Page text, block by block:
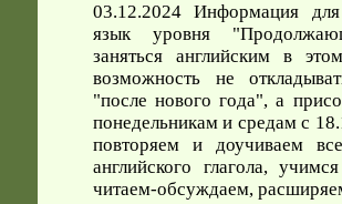
03.12.2024 Информация
язык уровня
заняться английским в
возможность не
"после нового года", а
понедельникам и средам с
повторяем и доучиваем
английского глагола,
читаем-обсуждаем,